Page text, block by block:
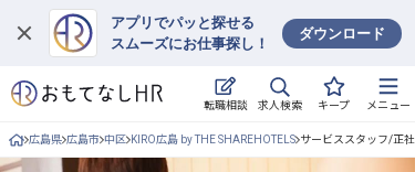
アプリでパッと探せる
スムーズにお仕事探し！
ダウンロード
転職相談 求人検索 キープ メニュー
ログイン
求人・施設を探す
広島県 広島市 中区 KIRO広島 by THE SHAREHOTELS サービススタッフ/正社